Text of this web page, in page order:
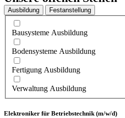
Ausbildung Festanstellung
Bausysteme Ausbildung
Bodensysteme Ausbildung
Fertigung Ausbildung
Verwaltung Ausbildung
Elektroniker für Betriebstechnik (m/w/d)